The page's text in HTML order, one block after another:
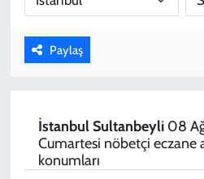
Paylaş
İstanbul Sultanbeyli08
Cumartesi nöbetçi eczane
konumları